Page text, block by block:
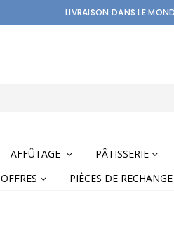
LIVRAISON DANS LE
AFFÛTAGE PÂTISSERIE
OFFRES PIÈCES DE RECHANGE